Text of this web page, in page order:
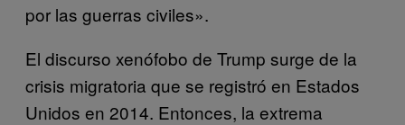
por las guerras civiles».
El discurso xenófobo de Trump surge de la
crisis migratoria que se registró en Estados
Unidos en 2014. Entonces, la extrema